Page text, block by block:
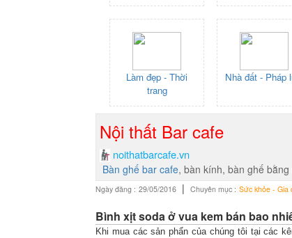
Làm đẹp - Thời
trang
Nhà đất - Pháp
Nội thất Bar cafe
noithatbarcafe.vn
Bàn ghế bar cafe, bàn kính, bàn ghế
Ngày đăng : 29/05/2016 | Chuyên mục : Sức khỏe - Gia
Bình xịt soda ở vua kem bán bao
Khi mua các sản phẩn của chúng tôi tại các